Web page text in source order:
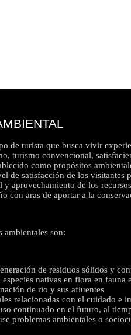
de turista que busca vivir
convencional,
como propósitos
de satisfacción de los
aprovechamiento de los
con aras de aportar a la
ambientales son:
de residuos sólidos y
nativas en flora en fauna
de rio y sus afluentes
relacionadas con el cuidado e
continuado en el futuro, al
problemas ambientales o